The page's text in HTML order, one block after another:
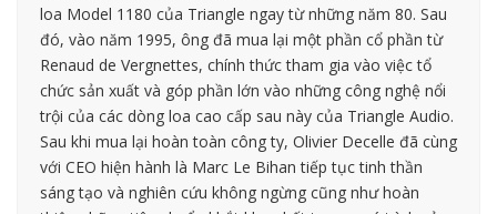
loa Model 1180 của Triangle ngay từ những năm 80. Sau
đó, vào năm 1995, ông đã mua lại một phần cổ phần từ
Renaud de Vergnettes, chính thức tham gia vào việc tổ
chức sản xuất và góp phần lớn vào những công nghệ nổi
trội của các dòng loa cao cấp sau này của Triangle Audio.
Sau khi mua lại hoàn toàn công ty, Olivier Decelle đã cùng
với CEO hiện hành là Marc Le Bihan tiếp tục tinh thần
sáng tạo và nghiên cứu không ngừng cũng như hoàn